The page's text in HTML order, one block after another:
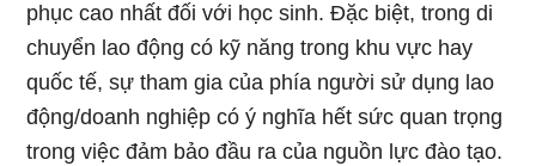
phục cao nhất đối với học sinh. Đặc biệt, trong di
chuyển lao động có kỹ năng trong khu vực hay
quốc tế, sự tham gia của phía người sử dụng lao
động/doanh nghiệp có ý nghĩa hết sức quan trọng
trong việc đảm bảo đầu ra của nguồn lực đào tạo.